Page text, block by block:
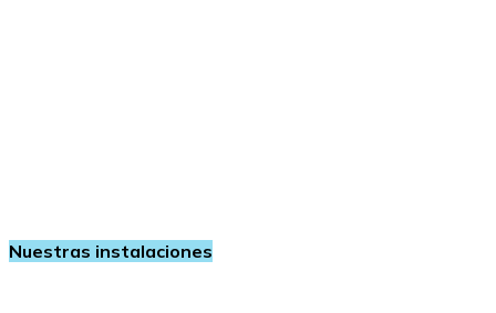
Nuestras instalaciones